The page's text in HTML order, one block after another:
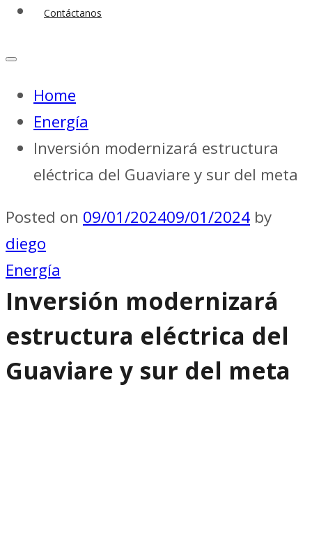
Contáctanos
Home
Energía
Inversión modernizará estructura
eléctrica del Guaviare y sur del meta
Posted on 09/01/202409/01/2024 by
diego
Energía
Inversión modernizará
estructura eléctrica del
Guaviare y sur del meta